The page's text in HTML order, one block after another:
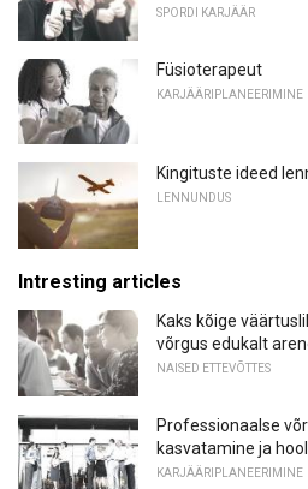
SPORDI KARJÄÄR
Füsioterapeut
KARJÄÄRIPLANEERIMINE
Kingituste ideed
LENNUNDUS
Intresting articles
Kaks kõige
võrgus edukalt
NAISED ETTEVÕTTES
Professionaalse
kasvatamine ja
KARJÄÄRIPLANEERIMINE